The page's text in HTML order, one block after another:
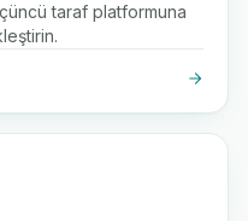
taraf platformuna